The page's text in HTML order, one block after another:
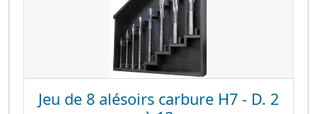
Jeu de 8 alésoirs carbure H7 - D. 2